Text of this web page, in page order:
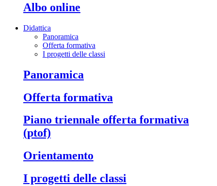
albo online
Didattica
Panoramica
Offerta formativa
I progetti delle classi
panoramica
offerta formativa
piano triennale offerta formativa
(ptof)
orientamento
i progetti delle classi